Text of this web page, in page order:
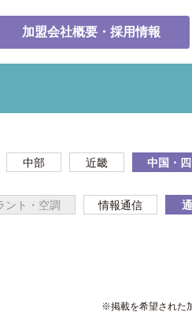
加盟会社概要・採用情報
中部 近畿 中国・四
ント・空調 情報通信
※掲載を希望された